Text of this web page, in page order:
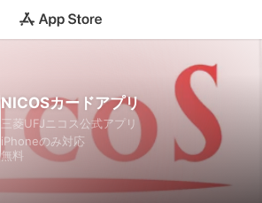
NICOSカードアプリ
三菱UFJニコス公式アプリ
iPhoneのみ対応
無料